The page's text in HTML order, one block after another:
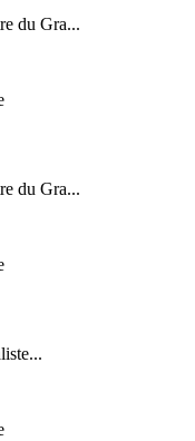
du Gra...
du Gra...